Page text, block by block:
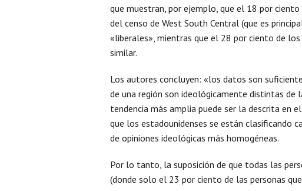
que muestran, por ejemplo, que el 18 por
del censo de West South Central (que es
«liberales», mientras que el 28 por ciento de
similar.
Los autores concluyen: «los datos son
de una región son ideológicamente distintas de
tendencia más amplia puede ser la descrita en
que los estadounidenses se están clasificando
de opiniones ideológicas más homogéneas.
Por lo tanto, la suposición de que todas las
(donde solo el 23 por ciento de las personas